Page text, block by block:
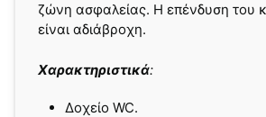
ζώνη ασφαλείας. Η επένδυση του
είναι αδιάβροχη.
Χαρακτηριστικά:
Δοχείο WC.